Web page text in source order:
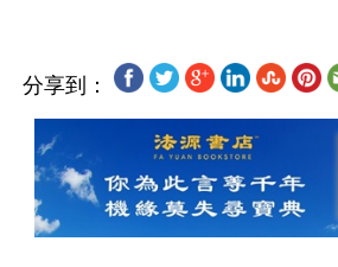
分享到：